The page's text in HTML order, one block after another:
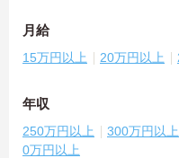
月給
15万円以上 20万円以上
年収
250万円以上 300万円以上
0万円以上